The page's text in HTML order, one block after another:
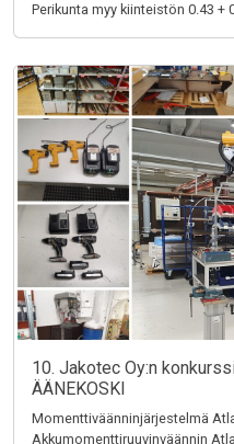
Perikunta myy kiinteistön 0.43 +
10. Jakotec Oy:n
ÄÄNEKOSKI
Momenttiväänninjärjestelmä
Akkumomenttiruuvinväännin